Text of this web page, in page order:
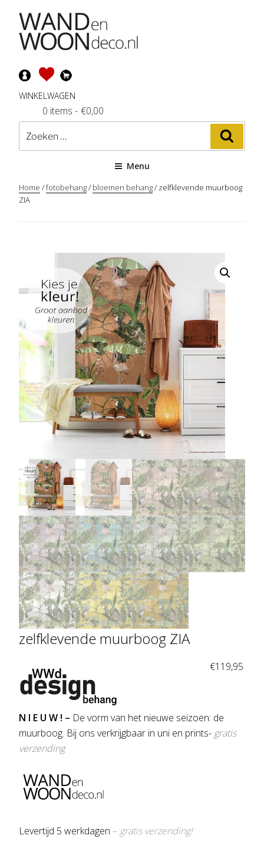
inhoud
WINKELWAGEN
- €0,00
0 items
Zoeken
naar:
Menu
Home /fotobehang/ bloemen behang/ zelfklevende muurboog
ZIA
zelfklevende muurboog ZIA
€119,95
N I E U W ! – De vorm van het nieuwe seizoen: de
muurboog. Bij ons verkrijgbaar in uni en prints- gratis
verzending
Levertijd 5 werkdagen – gratis verzending!